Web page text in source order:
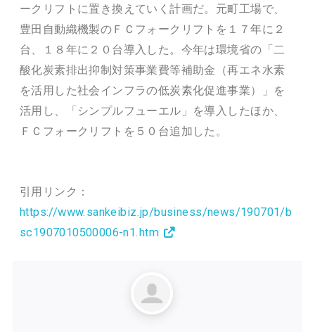
ークリフトに置き換えていく計画だ。元町工場で、
豊田自動織機製のＦＣフォークリフトを１７年に２
台、１８年に２０台導入した。今年は環境省の「二
酸化炭素排出抑制対策事業費等補助金（再エネ水素
を活用した社会インフラの低炭素化促進事業）」を
活用し、「シンプルフューエル」を導入したほか、
ＦＣフォークリフトを５０台追加した。
引用リンク：
https://www.sankeibiz.jp/business/news/190701/b
sc1907010500006-n1.htm